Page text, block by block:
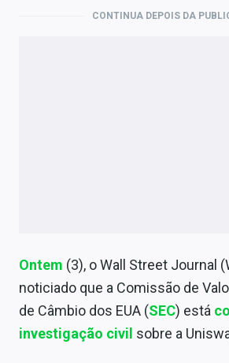
Expediente
Contato
CONTINUA DEPOIS DA
Ontem (3), o Wall Street Journal
noticiado que a Comissão de
de Câmbio dos EUA (SEC) está
investigação civil sobre a